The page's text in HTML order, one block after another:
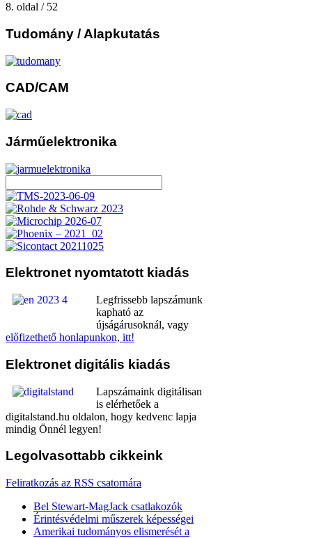
8. oldal / 52
Tudomány / Alapkutatás
CAD/CAM
Járműelektronika
Elektronet nyomtatott kiadás
Legfrissebb lapszámunk
kapható az
újságárusoknál, vagy
előfizethető honlapunkon, itt!
Elektronet digitális kiadás
Lapszámaink digitálisan
is elérhetőek a
digitalstand.hu oldalon, hogy kedvenc lapja
mindig Önnél legyen!
Legolvasottabb cikkeink
Feliratkozás az RSS csatornára
Bel Stewart-MagJack csatlakozók
Érintésvédelmi műszerek képességei
Amerikai tudományos elismerését a